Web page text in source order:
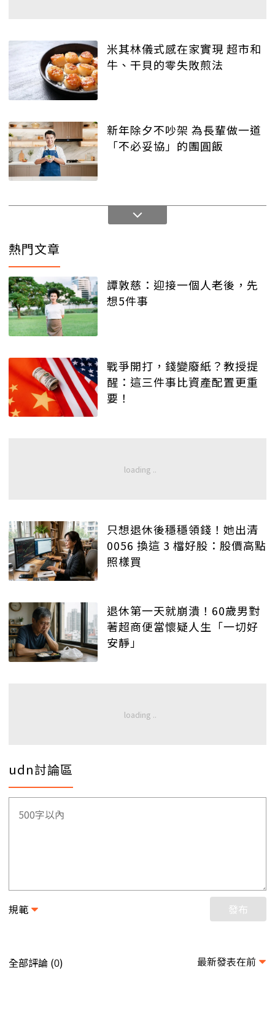
米其林儀式感在家實現 超市和
牛、干貝的零失敗煎法
新年除夕不吵架 為長輩做一道
「不必妥協」的團圓飯
熱門文章
譚敦慈：迎接一個人老後，先
想5件事
戰爭開打，錢變廢紙？教授提
醒：這三件事比資產配置更重
要！
只想退休後穩穩領錢！她出清
0056 換這 3 檔好股：股價高點
照樣買
退休第一天就崩潰！60歲男對
著超商便當懷疑人生「一切好
安靜」
udn討論區
規範 發布
全部評論 (0) 最新發表在前